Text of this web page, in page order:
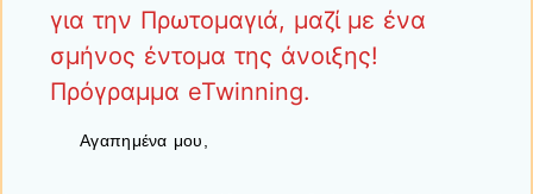
για την Πρωτομαγιά, μαζί με ένα
σμήνος έντομα της άνοιξης!
Πρόγραμμα eTwinning.
Αγαπημένα μου,